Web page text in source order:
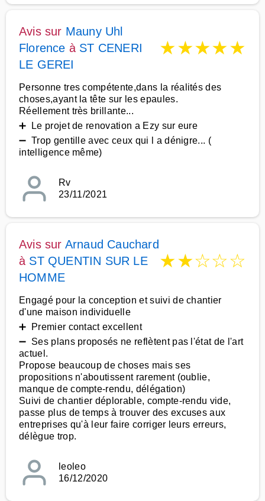
Avis sur Mauny Uhl
Florence à ST CENERI
LE GEREI
★★★★★
Personne tres compétente,dans la réalités des
choses,ayant la tête sur les epaules.
Réellement très brillante...
➕ Le projet de renovation a Ezy sur eure
➖ Trop gentille avec ceux qui l a dénigre... (
intelligence même)
Rv
23/11/2021
Avis sur Arnaud Cauchard
à ST QUENTIN SUR LE
HOMME
★★☆☆☆
Engagé pour la conception et suivi de chantier
d'une maison individuelle
➕ Premier contact excellent
➖ Ses plans proposés ne reflètent pas l'état de l'art
actuel.
Propose beaucoup de choses mais ses
propositions n'aboutissent rarement (oublie,
manque de compte-rendu, délégation)
Suivi de chantier déplorable, compte-rendu vide,
passe plus de temps à trouver des excuses aux
entreprises qu'à leur faire corriger leurs erreurs,
délègue trop.
leoleo
16/12/2020